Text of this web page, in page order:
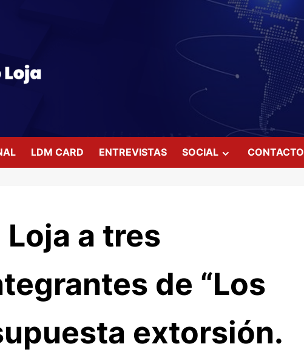
LDM CARD ENTREVISTAS SOCIAL CONTACTO
a tres
de “Los
extorsión.